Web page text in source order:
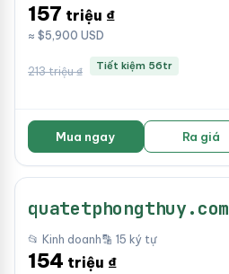
157 triệu ₫
≈ $5,900 USD
213 triệu ₫ Tiết kiệm 56tr
Mua ngay Ra giá
quatetphongthuy.com
📂 Kinh doanh🔡 15 ký tự
154 triệu ₫